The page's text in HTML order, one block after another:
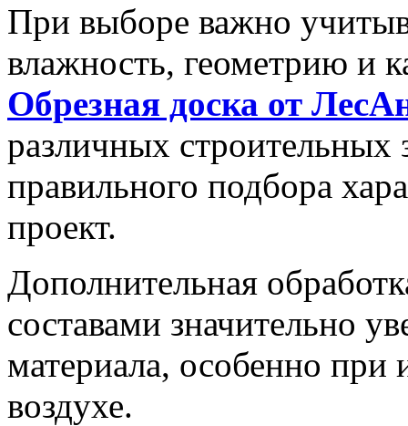
При выборе важно
влажность, геометрию и
Обрезная доска от
различных строительных
правильного подбора
проект.
Дополнительная
составами значительно
материала, особенно при
воздухе.